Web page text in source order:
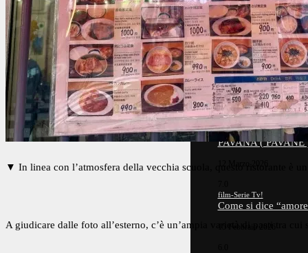
Cibo!
JUST VEG! Sushi
10 Settembre 2024
7.8
film-Serie Tv!
DETECTIVE
25 Maggio 2026
7.3
film-Serie Tv!
PAVANA (
film-Serie Tv!
Come si dice
▼ In linea con l’atmosfera della vecchia scuola, questo ristorante è
A giudicare dalle foto all’esterno, c’è un’ampia varietà di pasti tra